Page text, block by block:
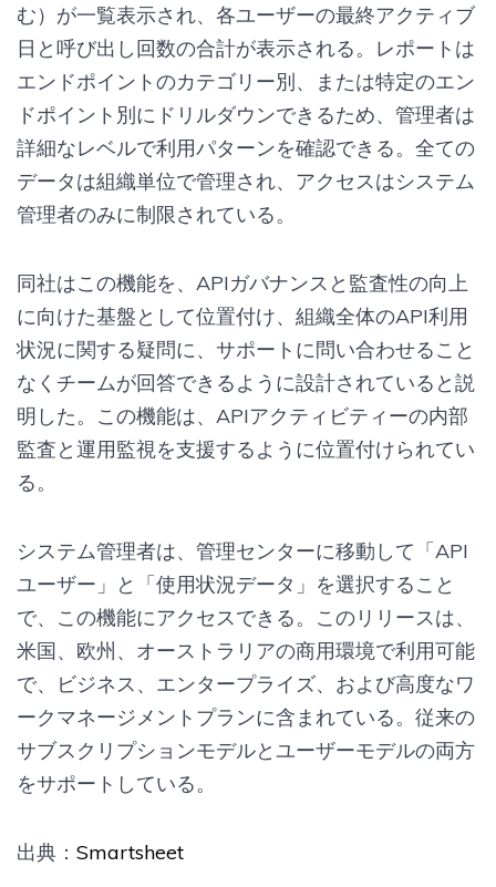
む）が一覧表示され、各ユーザーの最終アクティブ
日と呼び出し回数の合計が表示される。レポートは
エンドポイントのカテゴリー別、または特定のエン
ドポイント別にドリルダウンできるため、管理者は
詳細なレベルで利用パターンを確認できる。全ての
データは組織単位で管理され、アクセスはシステム
管理者のみに制限されている。
同社はこの機能を、APIガバナンスと監査性の向上
に向けた基盤として位置付け、組織全体のAPI利用
状況に関する疑問に、サポートに問い合わせること
なくチームが回答できるように設計されていると説
明した。この機能は、APIアクティビティーの内部
監査と運用監視を支援するように位置付けられてい
る。
システム管理者は、管理センターに移動して「API
ユーザー」と「使用状況データ」を選択すること
で、この機能にアクセスできる。このリリースは、
米国、欧州、オーストラリアの商用環境で利用可能
で、ビジネス、エンタープライズ、および高度なワ
ークマネージメントプランに含まれている。従来の
サブスクリプションモデルとユーザーモデルの両方
をサポートしている。
出典： Smartsheet